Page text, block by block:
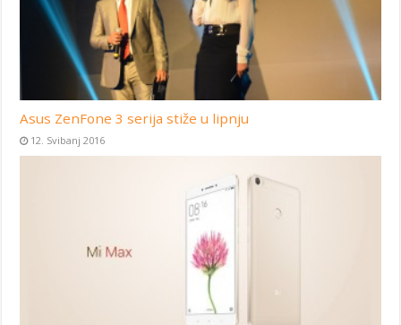
Asus ZenFone 3 serija stiže u lipnju
12. Svibanj 2016